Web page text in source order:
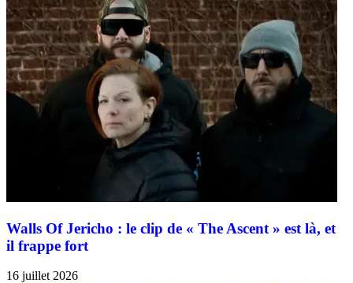
Walls Of Jericho : le clip de « The Ascent » est là, et
il frappe fort
16 juillet 2026